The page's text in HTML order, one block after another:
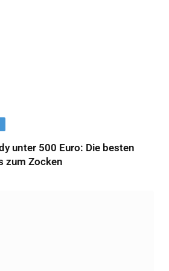
unter 500 Euro: Die besten
zum Zocken